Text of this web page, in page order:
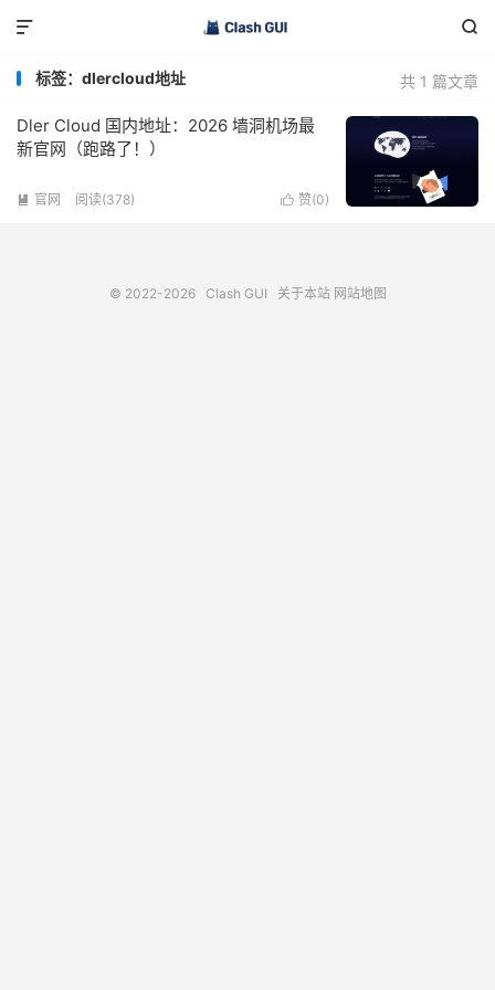


共 1 篇文章
标签：dlercloud地址
Dler Cloud 国内地址：2026 墙洞机场最
新官网（跑路了！）
 赞(0)
 官网 阅读(378)
© 2022-2026 Clash GUI 关于本站 网站地图